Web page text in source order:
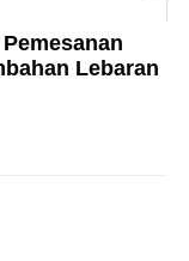
Lebaran